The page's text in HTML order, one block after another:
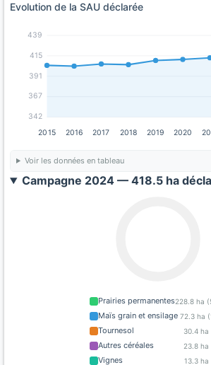
Evolution de la SAU déclarée
342
367
391
415
439
2015 2016 2017 2018 2019 2020
Voir les données en tableau
Campagne 2024 — 418.5 ha
Prairies permanentes228.8 ha
Maïs grain et ensilage 72.3 ha
Tournesol 30.4 ha
Autres céréales 23.8 ha
Vignes 13.3 ha